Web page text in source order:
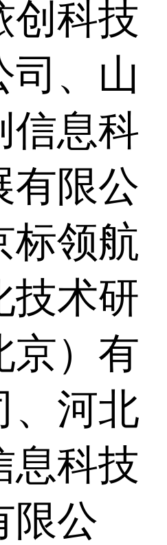
创科技
司、山
信息科
有限公
标领航
技术研
京）有
、河北
息科技
限公